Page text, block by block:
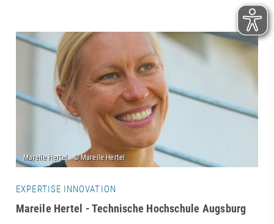
EXPERTISE INNOVATION
Mareile Hertel - Technische Hochschule Augsburg